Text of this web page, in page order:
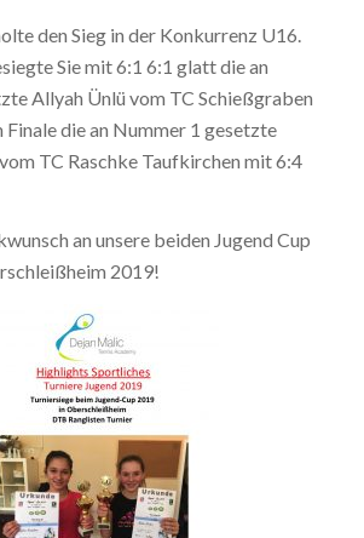
den Sieg in der Konkurrenz U16.
Sie mit 6:1 6:1 glatt die an
Allyah Ünlü vom TC Schießgraben
Finale die an Nummer 1 gesetzte
TC Raschke Taufkirchen mit 6:4
an unsere beiden Jugend Cup
2019!